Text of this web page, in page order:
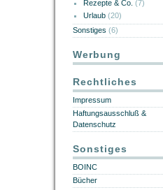
Rezepte & Co. (7)
Urlaub (20)
Sonstiges (6)
Werbung
Rechtliches
Impressum
Haftungsausschluß &
Datenschutz
Sonstiges
BOINC
Bücher